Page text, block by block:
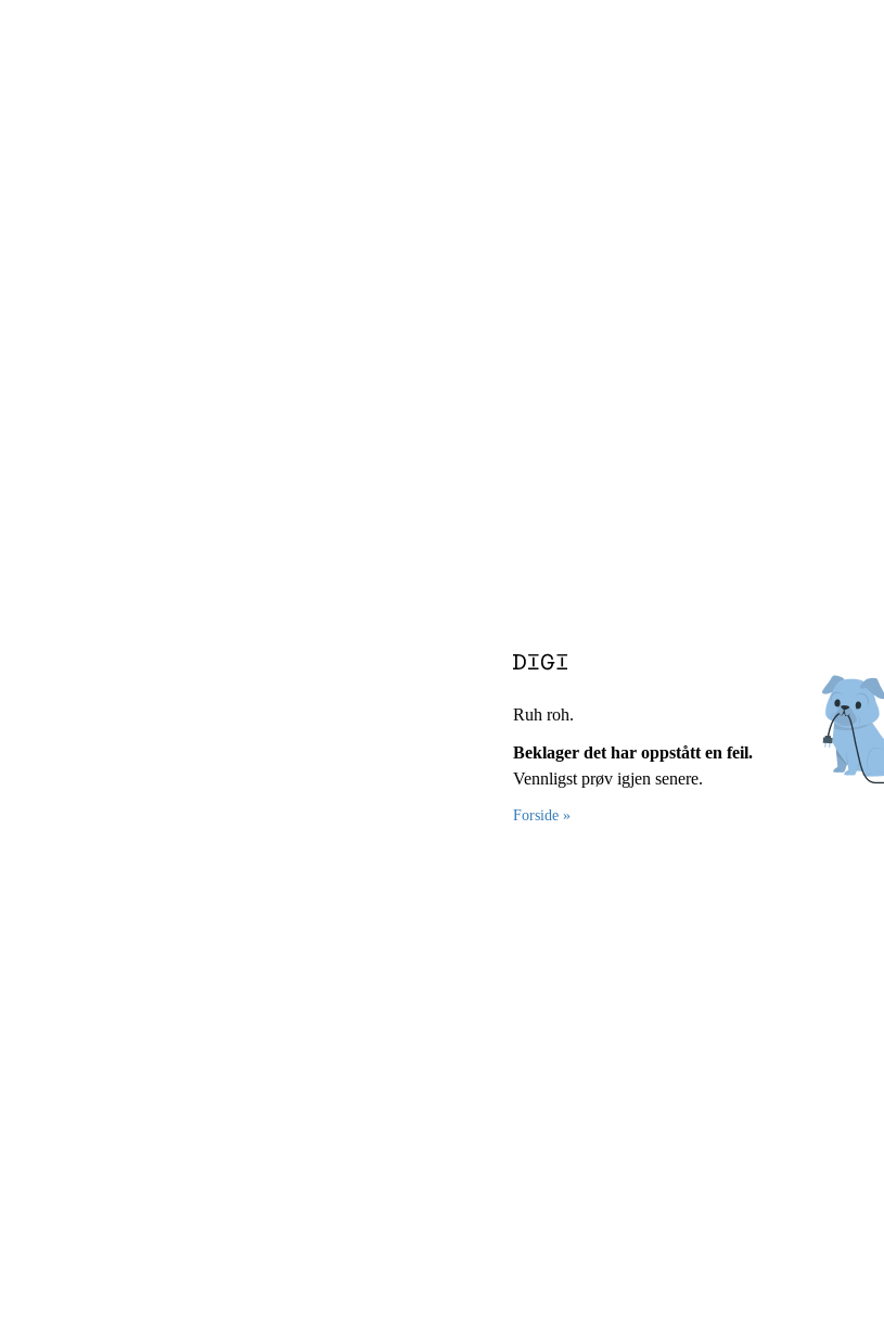
Ruh roh.
Beklager det har oppstått en feil.
Vennligst prøv igjen senere.
Forside »